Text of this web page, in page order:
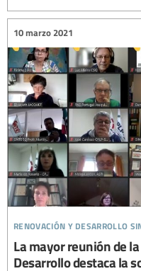
renovación y desarrollo
10 marzo 2021
La mayor reunión de
Desarrollo destaca la